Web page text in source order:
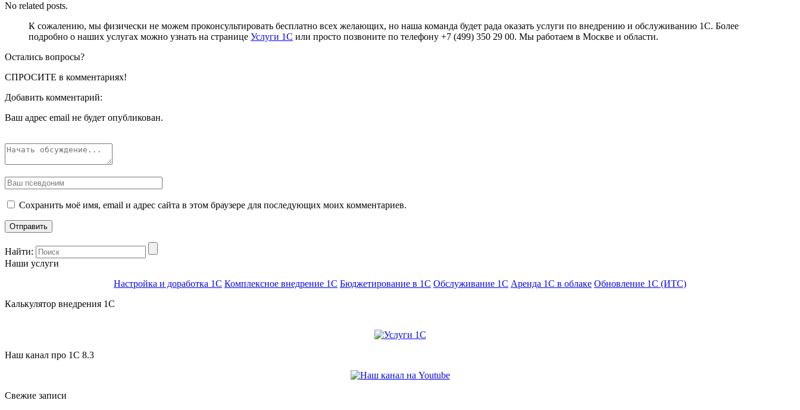
No related posts.
К сожалению, мы физически не можем проконсультировать бесплатно всех желающих, но наша команда будет рада оказать услуги по внедрению и обслуживанию 1С. Более
подробно о наших услугах можно узнать на странице Услуги 1С или просто позвоните по телефону +7 (499) 350 29 00. Мы работаем в Москве и области.
Остались вопросы?
СПРОСИТЕ в комментариях!
Добавить комментарий:
Ваш адрес email не будет опубликован.
Сохранить моё имя, email и адрес сайта в этом браузере для последующих моих комментариев.
Найти:
Наши услуги
Настройка и доработка 1С Комплексное внедрение 1С Бюджетирование в 1С Обслуживание 1С Аренда 1С в облаке Обновление 1С (ИТС)
Калькулятор внедрения 1C
Наш канал про 1С 8.3
Свежие записи